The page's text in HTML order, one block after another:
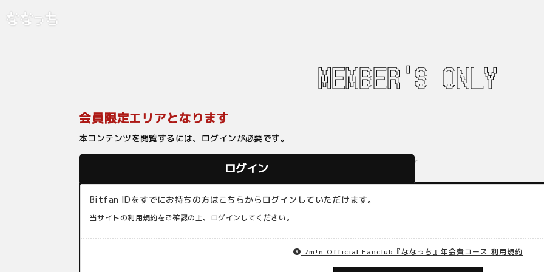
MEMBER'S ONLY
会員限定エリアとなります
本コンテンツを閲覧するには、ログインが必要です。
ログイン
Bitfan IDをすでにお持ちの方はこちらからログインしていただけます。
当サイトの利用規約をご確認の上、ログインしてください。
7m!n Official Fanclub『ななっち』年会費コース 利用規約